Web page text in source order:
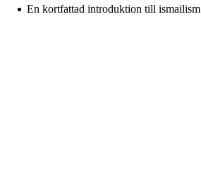
En kortfattad introduktion till ismailism